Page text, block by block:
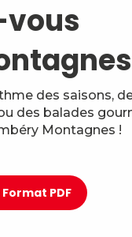
vous
des saisons,
des balades
Montagnes !
PDF